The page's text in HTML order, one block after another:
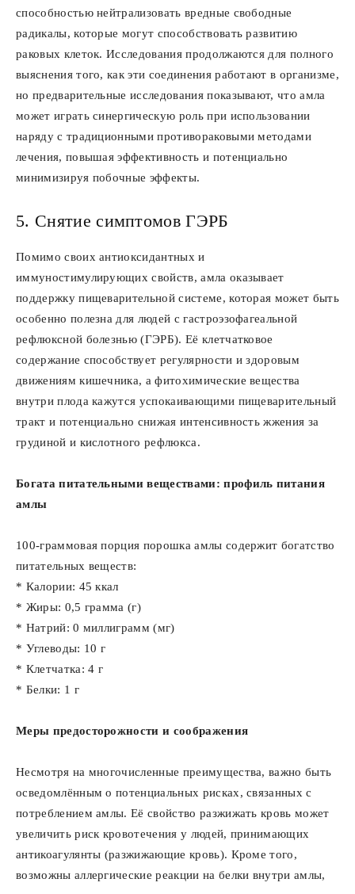
способностью нейтрализовать вредные свободные
радикалы, которые могут способствовать развитию
раковых клеток. Исследования продолжаются для полного
выяснения того, как эти соединения работают в организме,
но предварительные исследования показывают, что амла
может играть синергическую роль при использовании
наряду с традиционными противораковыми методами
лечения, повышая эффективность и потенциально
минимизируя побочные эффекты.
5. Снятие симптомов ГЭРБ
Помимо своих антиоксидантных и
иммуностимулирующих свойств, амла оказывает
поддержку пищеварительной системе, которая может быть
особенно полезна для людей с гастроэзофагеальной
рефлюксной болезнью (ГЭРБ). Её клетчатковое
содержание способствует регулярности и здоровым
движениям кишечника, а фитохимические вещества
внутри плода кажутся успокаивающими пищеварительный
тракт и потенциально снижая интенсивность жжения за
грудиной и кислотного рефлюкса.
Богата питательными веществами: профиль питания
амлы
100-граммовая порция порошка амлы содержит богатство
питательных веществ:
* Калории: 45 ккал
* Жиры: 0,5 грамма (г)
* Натрий: 0 миллиграмм (мг)
* Углеводы: 10 г
* Клетчатка: 4 г
* Белки: 1 г
Меры предосторожности и соображения
Несмотря на многочисленные преимущества, важно быть
осведомлённым о потенциальных рисках, связанных с
потреблением амлы. Её свойство разжижать кровь может
увеличить риск кровотечения у людей, принимающих
антикоагулянты (разжижающие кровь). Кроме того,
возможны аллергические реакции на белки внутри амлы,